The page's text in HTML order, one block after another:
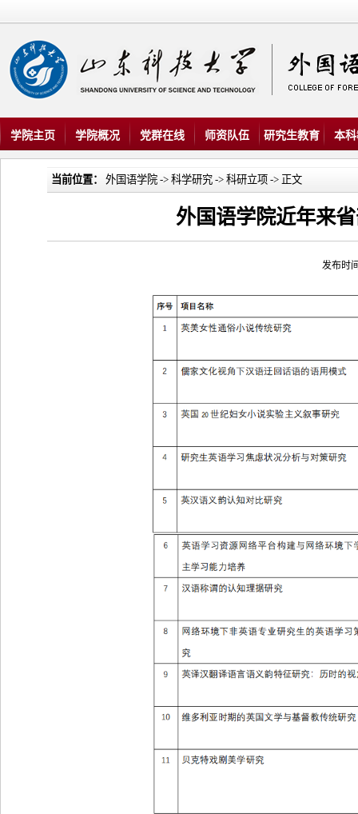
学院主页 学院概况 党群在线 师资队伍 研究生教育 本
当前位置： 外国语学院 -> 科学研究 -> 科研立项 -> 正文
外国语学院近年来
发布时